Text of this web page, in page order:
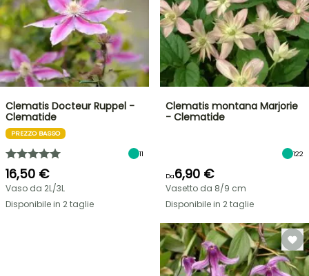
Clematis Docteur Ruppel -
Clematide
PREZZO BASSO
11
16,50 €
Vaso da 2L/3L
Disponibile in 2 taglie
Clematis montana Marjorie
- Clematide
122
Da6,90 €
Vasetto da 8/9 cm
Disponibile in 2 taglie